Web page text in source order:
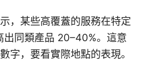
，某些高覆蓋的服務在特定
出同類產品 20–40%。這意
字，要看實際地點的表現。